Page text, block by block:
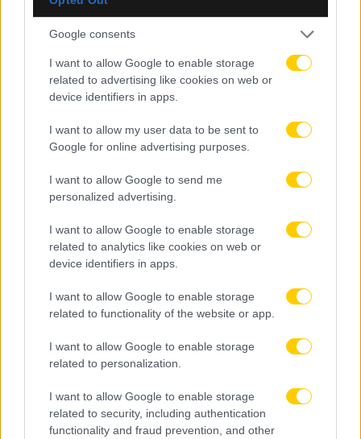
Google consents
I want to allow Google to enable storage
related to advertising like cookies on web or
device identifiers in apps.
I want to allow my user data to be sent to
Google for online advertising purposes.
I want to allow Google to send me
personalized advertising.
I want to allow Google to enable storage
related to analytics like cookies on web or
device identifiers in apps.
I want to allow Google to enable storage
related to functionality of the website or app.
I want to allow Google to enable storage
related to personalization.
I want to allow Google to enable storage
related to security, including authentication
functionality and fraud prevention, and other
05.08.2026, 23:13